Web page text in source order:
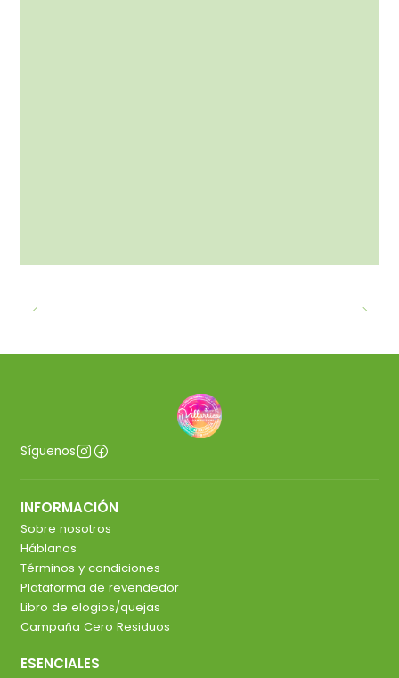
Síguenos
INFORMACIÓN
Sobre nosotros
Háblanos
Términos y condiciones
Plataforma de revendedor
Libro de elogios/quejas
Campaña Cero Residuos
ESENCIALES